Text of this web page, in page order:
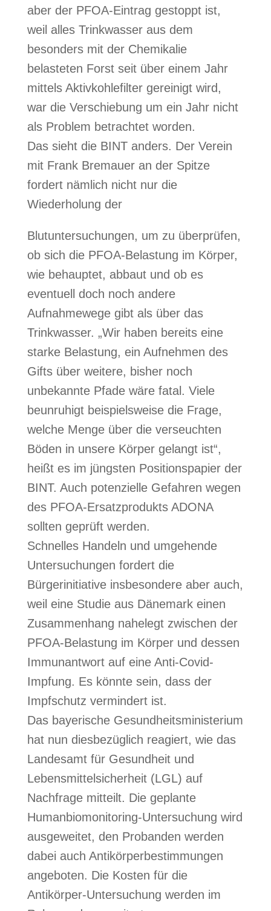
aber der PFOA-Eintrag gestoppt ist,
weil alles Trinkwasser aus dem
besonders mit der Chemikalie
belasteten Forst seit über einem Jahr
mittels Aktivkohlefilter gereinigt wird,
war die Verschiebung um ein Jahr nicht
als Problem betrachtet worden.
Das sieht die BINT anders. Der Verein
mit Frank Bremauer an der Spitze
fordert nämlich nicht nur die
Wiederholung der
Blutuntersuchungen, um zu überprüfen,
ob sich die PFOA-Belastung im Körper,
wie behauptet, abbaut und ob es
eventuell doch noch andere
Aufnahmewege gibt als über das
Trinkwasser. „Wir haben bereits eine
starke Belastung, ein Aufnehmen des
Gifts über weitere, bisher noch
unbekannte Pfade wäre fatal. Viele
beunruhigt beispielsweise die Frage,
welche Menge über die verseuchten
Böden in unsere Körper gelangt ist“,
heißt es im jüngsten Positionspapier der
BINT. Auch potenzielle Gefahren wegen
des PFOA-Ersatzprodukts ADONA
sollten geprüft werden.
Schnelles Handeln und umgehende
Untersuchungen fordert die
Bürgerinitiative insbesondere aber auch,
weil eine Studie aus Dänemark einen
Zusammenhang nahelegt zwischen der
PFOA-Belastung im Körper und dessen
Immunantwort auf eine Anti-Covid-
Impfung. Es könnte sein, dass der
Impfschutz vermindert ist.
Das bayerische Gesundheitsministerium
hat nun diesbezüglich reagiert, wie das
Landesamt für Gesundheit und
Lebensmittelsicherheit (LGL) auf
Nachfrage mitteilt. Die geplante
Humanbiomonitoring-Untersuchung wird
ausgeweitet, den Probanden werden
dabei auch Antikörperbestimmungen
angeboten. Die Kosten für die
Antikörper-Untersuchung werden im